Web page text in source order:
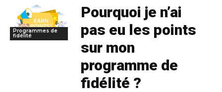
Programmes de
fidélité
Pourquoi je n’ai
pas eu les points
sur mon
programme de
fidélité ?